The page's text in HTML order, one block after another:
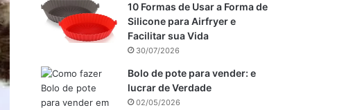
10 Formas de Usar a Forma de
Silicone para Airfryer e
Facilitar sua Vida
30/07/2026
Bolo de pote para vender: e
lucrar de Verdade
02/05/2026